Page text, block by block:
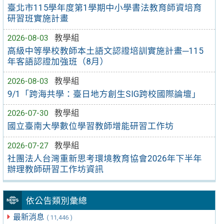
臺北市115學年度第1學期中小學書法教育師資培育
研習班實施計畫
2026-08-03
教學組
高級中等學校教師本土語文認證培訓實施計畫─115
年客語認證加強班（8月）
2026-08-03
教學組
9/1「跨海共學：臺日地方創生SIG跨校國際論壇」
2026-07-30
教學組
國立臺南大學數位學習教師增能研習工作坊
2026-07-27
教學組
社團法人台灣重新思考環境教育協會2026年下半年
辦理教師研習工作坊資訊
依公告類別彙總
最新消息 ( 11,446 )